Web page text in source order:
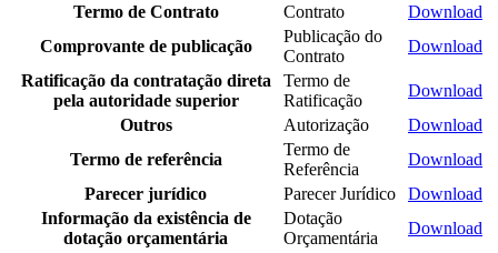
Termo de Contrato
Contrato
Download
Comprovante de publicação
Publicação do
Contrato
Download
Ratificação da contratação direta
pela autoridade superior
Termo de
Ratificação
Download
Outros
Autorização
Download
Termo de referência
Termo de
Referência
Download
Parecer jurídico
Parecer Jurídico
Download
Informação da existência de
dotação orçamentária
Dotação
Orçamentária
Download